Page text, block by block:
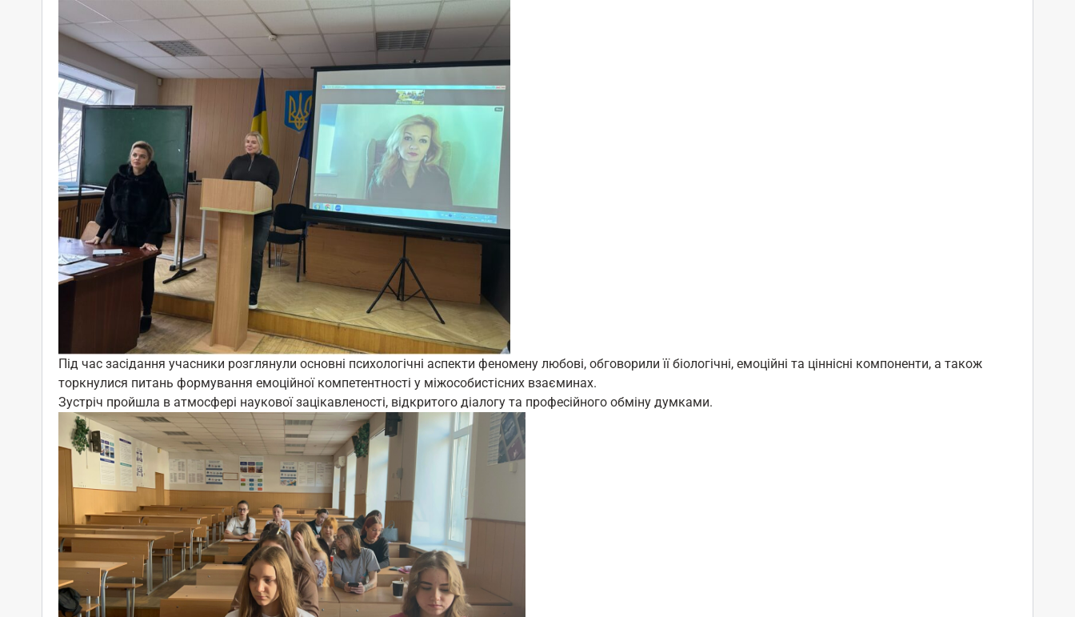
Під час засідання учасники розглянули основні психологічні аспекти феномену любові, обговорили її біологічні, емоційні та ціннісні компоненти, а також
торкнулися питань формування емоційної компетентності у міжособистісних взаєминах.
Зустріч пройшла в атмосфері наукової зацікавленості, відкритого діалогу та професійного обміну думками.